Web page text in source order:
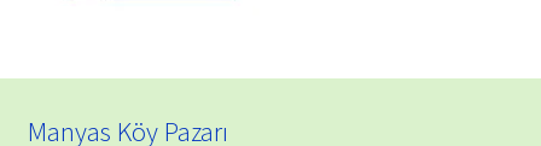
Manyas Köy Pazarı